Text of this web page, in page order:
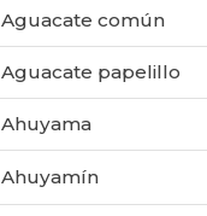
Aguacate común
Aguacate papelillo
Ahuyama
Ahuyamín